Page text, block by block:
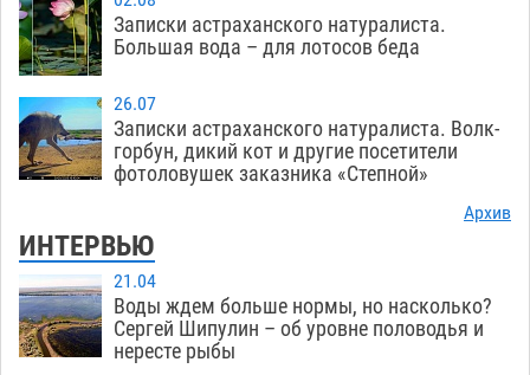
Записки астраханского натуралиста.
Большая вода – для лотосов беда
26.07
Записки астраханского натуралиста. Волк-
горбун, дикий кот и другие посетители
фотоловушек заказника «Степной»
Архив
ИНТЕРВЬЮ
21.04
Воды ждем больше нормы, но насколько?
Сергей Шипулин – об уровне половодья и
нересте рыбы